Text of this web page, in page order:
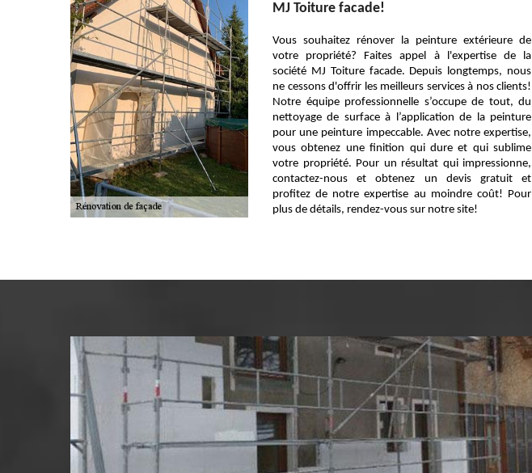
MJ Toiture facade!
Vous souhaitez rénover la peinture extérieure de
votre propriété? Faites appel à l'expertise de la
société MJ Toiture facade. Depuis longtemps, nous
ne cessons d'offrir les meilleurs services à nos clients!
Notre équipe professionnelle s’occupe de tout, du
nettoyage de surface à l’application de la peinture
pour une peinture impeccable. Avec notre expertise,
vous obtenez une finition qui dure et qui sublime
votre propriété. Pour un résultat qui impressionne,
contactez-nous et obtenez un devis gratuit et
profitez de notre expertise au moindre coût! Pour
plus de détails, rendez-vous sur notre site!